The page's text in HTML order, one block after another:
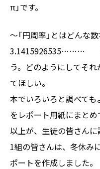
π」です。
～「円周率」とはどんな
3.1415926535……… と
う。どのようにしてそ
てほしい。
本でいろいろと調べて
をレポート用紙にまと
以上が、生徒の皆さん
1組の皆さんは、冬休み
ポートを作成しました。